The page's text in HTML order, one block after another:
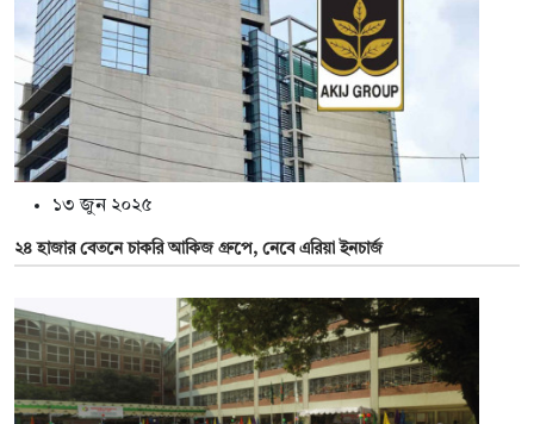
১৩ জুন ২০২৫
২৪ হাজার বেতনে চাকরি আকিজ গ্রুপে, নেবে এরিয়া ইনচার্জ